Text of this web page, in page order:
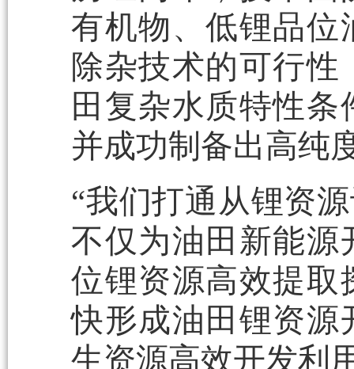
有机物、低锂品位
除杂技术的可行
田复杂水质特性
并成功制备出高纯
“我们打通从锂资
不仅为油田新能源
位锂资源高效提取
快形成油田锂资源
生资源高效开发利